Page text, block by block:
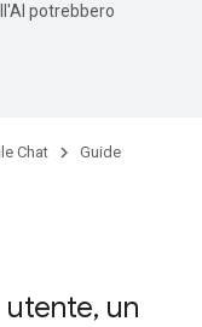
potrebbero
Chat Guide
utente, un